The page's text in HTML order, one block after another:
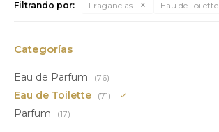
Filtrando por: Fragancias Eau de Toilette
Categorías
Eau de Parfum (76)
Eau de Toilette (71)
Parfum (17)